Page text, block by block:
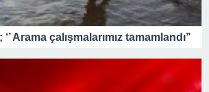
Arama çalışmalarımız tamamlandı’’